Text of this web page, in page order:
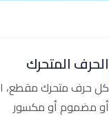
الحرف المتحرك
كل حرف متحرك مقطع،
أو مضموم أو مكسور